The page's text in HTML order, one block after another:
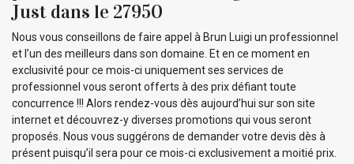
Just dans le 27950
Nous vous conseillons de faire appel à Brun Luigi un professionnel
et l’un des meilleurs dans son domaine. Et en ce moment en
exclusivité pour ce mois-ci uniquement ses services de
professionnel vous seront offerts à des prix défiant toute
concurrence !!! Alors rendez-vous dès aujourd’hui sur son site
internet et découvrez-y diverses promotions qui vous seront
proposés. Nous vous suggérons de demander votre devis dès à
présent puisqu’il sera pour ce mois-ci exclusivement a moitié prix.